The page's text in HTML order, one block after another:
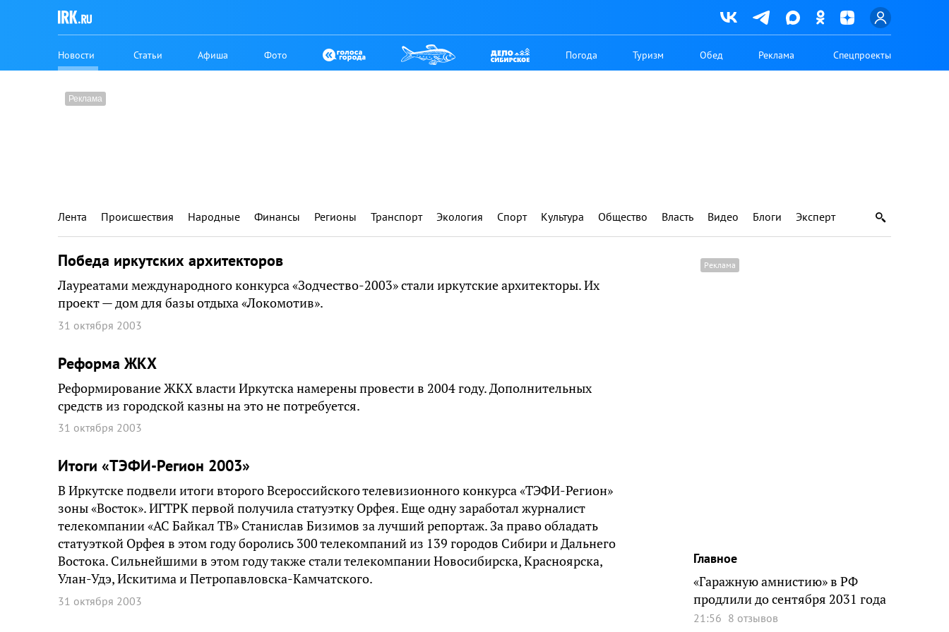
Новости Статьи Афиша Фото Погода Туризм Обед Реклама Спецпроекты
Лента Происшествия Народные Финансы Регионы Транспорт Экология Спорт Культура Общество Власть Видео Блоги Эксперт
Победа иркутских архитекторов
Лауреатами международного конкурса «Зодчество-2003» стали иркутские архитекторы. Их
проект — дом для базы отдыха «Локомотив».
31 октября 2003
Реформа ЖКХ
Реформирование ЖКХ власти Иркутска намерены провести в 2004 году. Дополнительных
средств из городской казны на это не потребуется.
31 октября 2003
Итоги «ТЭФИ-Регион 2003»
В Иркутске подвели итоги второго Всероссийского телевизионного конкурса «ТЭФИ-Регион»
зоны «Восток». ИГТРК первой получила статуэтку Орфея. Еще одну заработал журналист
телекомпании «АС Байкал ТВ» Станислав Бизимов за лучший репортаж. За право обладать
статуэткой Орфея в этом году боролись 300 телекомпаний из 139 городов Сибири и Дальнего
Востока. Сильнейшими в этом году также стали телекомпании Новосибирска, Красноярска,
Улан-Удэ, Искитима и Петропавловска-Камчатского.
31 октября 2003
Главное
«Гаражную амнистию» в РФ
продлили до сентября 2031 года
21:56 8 отзывов